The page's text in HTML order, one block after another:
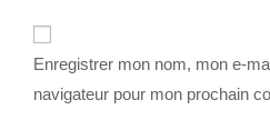
Enregistrer mon nom, mon e-
navigateur pour mon prochain